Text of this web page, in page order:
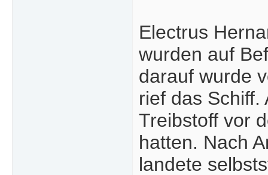
Electrus
wurden auf
darauf wurde
rief das
Treibstoff vor
hatten. Nach
landete